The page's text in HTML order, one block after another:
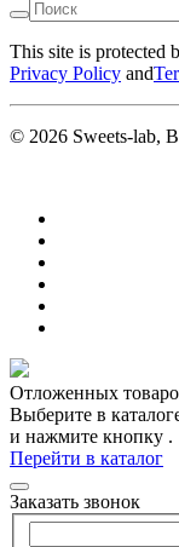
This site is protected
Privacy Policy and
© 2026 Sweets-lab,
Отложенных
Выберите в
и нажмите кнопку .
Перейти в каталог
Заказать звонок